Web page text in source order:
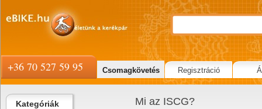
Kategóriák
Mi az ISCG?
+36 70 527 59 95 Csomagkövetés Regisztráció